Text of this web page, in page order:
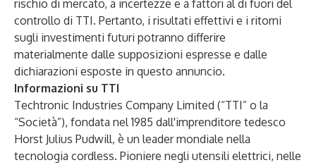
rischio di mercato, a incertezze e a fattori al di fuori del
controllo di TTI. Pertanto, i risultati effettivi e i ritorni
sugli investimenti futuri potranno differire
materialmente dalle supposizioni espresse e dalle
dichiarazioni esposte in questo annuncio.
Informazioni su TTI
Techtronic Industries Company Limited (“TTI” o la
“Società”), fondata nel 1985 dall'imprenditore tedesco
Horst Julius Pudwill, è un leader mondiale nella
tecnologia cordless. Pioniere negli utensili elettrici, nelle